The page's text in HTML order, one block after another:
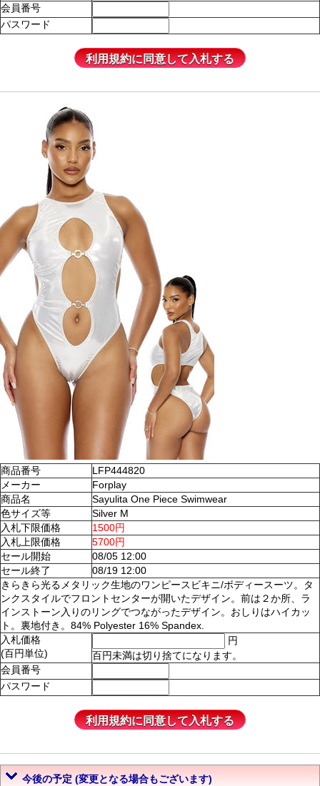
会員番号
パスワード
商品番号
LFP444820
メーカー
Forplay
商品名
Sayulita One Piece Swimwear
色サイズ等
Silver M
入札下限価格
1500円
入札上限価格
5700円
セール開始
08/05 12:00
セール終了
08/19 12:00
きらきら光るメタリック生地のワンピースビキニ/ボディースーツ。タ
ンクスタイルでフロントセンターが開いたデザイン。前は２か所、ラ
インストーン入りのリングでつながったデザイン。おしりはハイカッ
ト。裏地付き。84% Polyester 16% Spandex.
入札価格
(百円単位)
円
百円未満は切り捨てになります。
会員番号
パスワード
今後の予定 (変更となる場合もございます)